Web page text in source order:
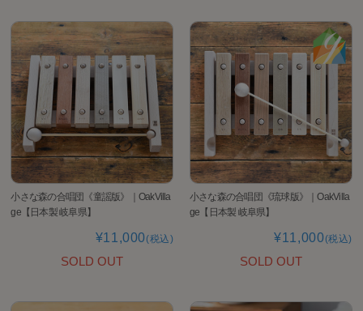
小さな森の合唱団《童謡版》｜OakVilla
ge【日本製 岐阜県】
¥11,000(税込)
SOLD OUT
小さな森の合唱団《琉球版》｜OakVilla
ge【日本製 岐阜県】
¥11,000(税込)
SOLD OUT